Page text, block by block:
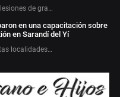
de gra…
en una capacitación sobre
en Sarandí del Yí
localidades…